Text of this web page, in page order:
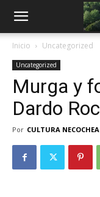
Inicio Uncategorized
Uncategorized
Murga y
Dardo
Por CULTURA NECOCHEA